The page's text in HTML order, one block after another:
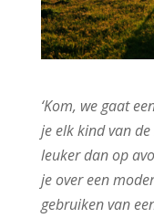
‘Kom, we gaat
je elk kind van
leuker dan op
je over een
gebruiken van